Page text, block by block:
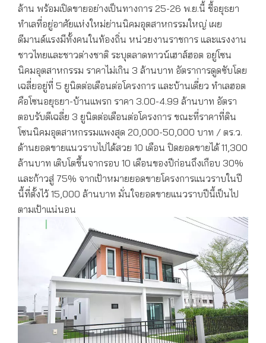
ล้าน พร้อมเปิดขายอย่างเป็นทางการ 25-26 พ.ย.นี้ ชี้อยุธยา
ทำเลที่อยู่อาศัยแห่งใหม่ย่านนิคมอุตสาหกรรมใหญ่ เผย
ดีมานด์แรงมีทั้งคนในท้องถิ่น หน่วยงานราชการ และแรงงาน
ชาวไทยและชาวต่างชาติ ระบุตลาดทาวน์เฮาส์ฮอต อยู่โซน
นิคมอุตสาหกรรม ราคาไม่เกิน 3 ล้านบาท อัตราการดูดซับโดย
เฉลี่ยอยู่ที่ 5 ยูนิตต่อเดือนต่อโครงการ และบ้านเดี่ยว ทำเลฮอต
คือโซนอยุธยา-บ้านแพรก ราคา 3.00-4.99 ล้านบาท อัตรา
ตอบรับดีเฉลี่ย 3 ยูนิตต่อเดือนต่อโครงการ ขณะที่ราคาที่ดิน
โซนนิคมอุตสาหกรรมแพงสุด 20,000-50,000 บาท / ตร.ว.
ด้านยอดขายแนวราบไปได้สวย 10 เดือน ปิดยอดขายได้ 11,300
ล้านบาท เติบโตขึ้นจากรอบ 10 เดือนของปีก่อนถึงเกือบ 30%
และก้าวสู่ 75% จากเป้าหมายยอดขายโครงการแนวราบในปี
นี้ที่ตั้งไว้ 15,000 ล้านบาท มั่นใจยอดขายแนวราบปีนี้เป็นไป
ตามเป้าแน่นอน